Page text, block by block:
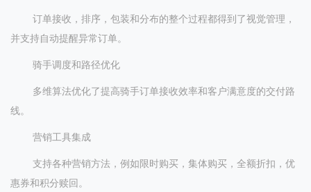
订单接收，排序，包装和分布的整个过程都得到了视觉管理，
并支持自动提醒异常订单。
骑手调度和路径优化
多维算法优化了提高骑手订单接收效率和客户满意度的交付路
线。
营销工具集成
支持各种营销方法，例如限时购买，集体购买，全额折扣，优
惠券和积分赎回。